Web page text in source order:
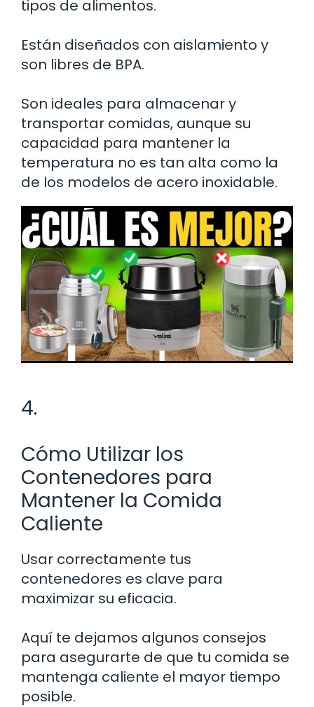
tipos de alimentos.
Están diseñados con aislamiento y
son libres de BPA.
Son ideales para almacenar y
transportar comidas, aunque su
capacidad para mantener la
temperatura no es tan alta como la
de los modelos de acero inoxidable.
4.
Cómo Utilizar los
Contenedores para
Mantener la Comida
Caliente
Usar correctamente tus
contenedores es clave para
maximizar su eficacia.
Aquí te dejamos algunos consejos
para asegurarte de que tu comida se
mantenga caliente el mayor tiempo
posible.